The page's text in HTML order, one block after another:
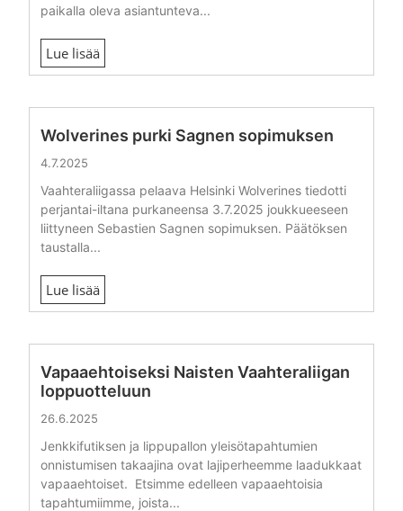
paikalla oleva asiantunteva...
Lue lisää
Wolverines purki Sagnen sopimuksen
4.7.2025
Vaahteraliigassa pelaava Helsinki Wolverines tiedotti
perjantai-iltana purkaneensa 3.7.2025 joukkueeseen
liittyneen Sebastien Sagnen sopimuksen. Päätöksen
taustalla...
Lue lisää
Vapaaehtoiseksi Naisten Vaahteraliigan
loppuotteluun
26.6.2025
Jenkkifutiksen ja lippupallon yleisötapahtumien
onnistumisen takaajina ovat lajiperheemme laadukkaat
vapaaehtoiset. Etsimme edelleen vapaaehtoisia
tapahtumiimme, joista...